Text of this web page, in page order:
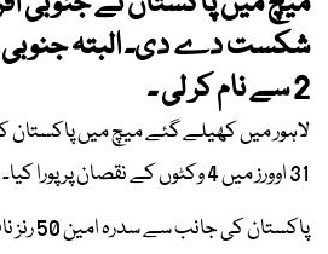
2 سے نام کر لی ۔
31 اوورز میں 4 وکٹوں کے نقصان پر پورا کیا۔
پاکستان